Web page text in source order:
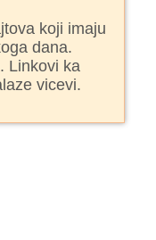
koji imaju
dana.
Linkovi ka
vicevi.